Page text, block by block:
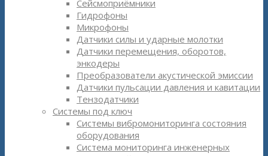
Сейсмоприёмники
Гидрофоны
Микрофоны
Датчики силы и ударные молотки
Датчики перемещения, оборотов,
энкодеры
Преобразователи акустической эмиссии
Датчики пульсации давления и кавитации
Тензодатчики
Системы под ключ
Системы вибромониторинга состояния
оборудования
Система мониторинга инженерных